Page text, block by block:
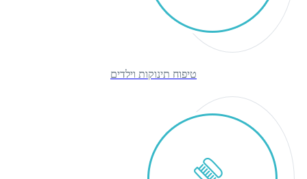
טיפוח תינוקות וילדים